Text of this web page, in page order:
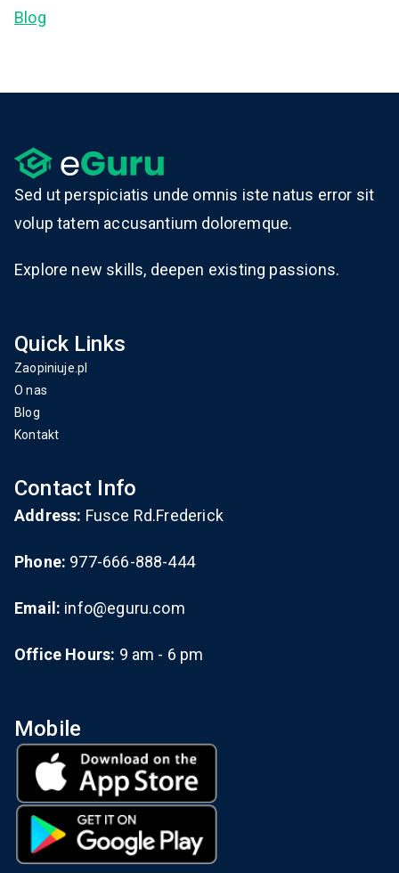
Blog
Sed ut perspiciatis unde omnis iste natus error sit
volup tatem accusantium doloremque.
Explore new skills, deepen existing passions.
Quick Links
Zaopiniuje.pl
O nas
Blog
Kontakt
Contact Info
Address: Fusce Rd.Frederick
Phone: 977-666-888-444
Email: info@eguru.com
Office Hours: 9 am - 6 pm
Mobile